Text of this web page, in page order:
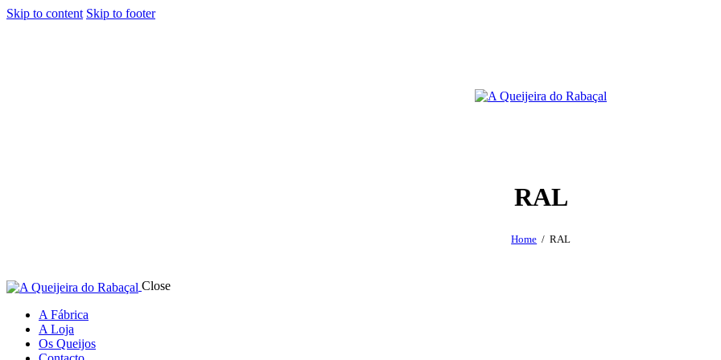
Skip to content Skip to footer
RAL
Home RAL
Close
A Fábrica
A Loja
Os Queijos